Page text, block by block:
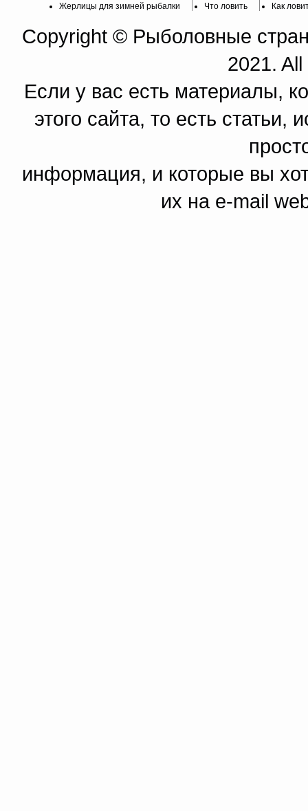
Жерлицы для зимней рыбалки Что ловить Как
Copyright © Рыболовные
2021.
Если у вас есть материалы,
этого сайта, то есть
информация, и которые вы
их на e-mail